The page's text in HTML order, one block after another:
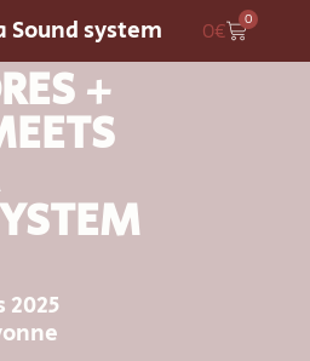
system 0€ 0
+
2025